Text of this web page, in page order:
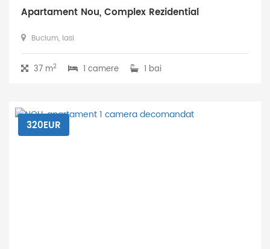
Apartament Nou, Complex Rezidential
Bucium, Iasi
37 m2 1 camere 1 bai
320EUR